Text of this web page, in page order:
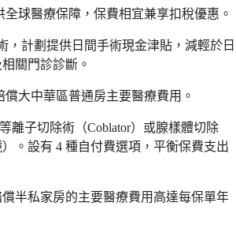
球醫療保障，保費相宜兼享扣稅優惠。
計劃提供日間手術現金津貼，減輕於日
關門診診斷。
大中華區普通房主要醫療費用。
離子切除術（Coblator）或腺樣體切除
。設有 4 種自付費選項，平衡保費支出
半私家房的主要醫療費用高達每保單年